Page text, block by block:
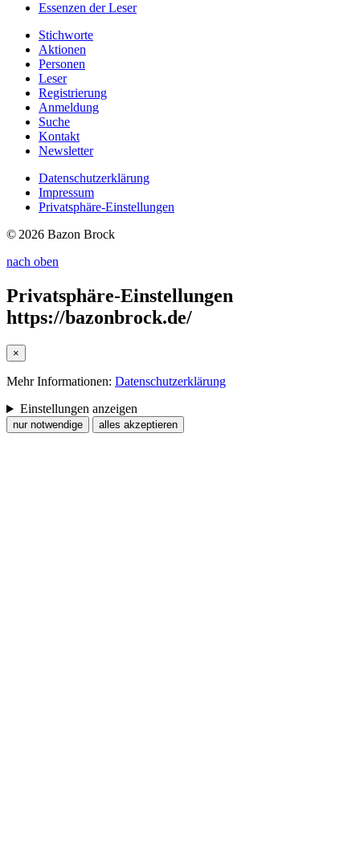
Essenzen der Leser
Stichworte
Aktionen
Personen
Leser
Registrierung
Anmeldung
Suche
Kontakt
Newsletter
Datenschutzerklärung
Impressum
Privatsphäre-Einstellungen
© 2026 Bazon Brock
nach oben
Privatsphäre-Einstellungen
https://bazonbrock.de/
×
Mehr Informationen: Datenschutzerklärung
Einstellungen anzeigen
nur notwendige alles akzeptieren